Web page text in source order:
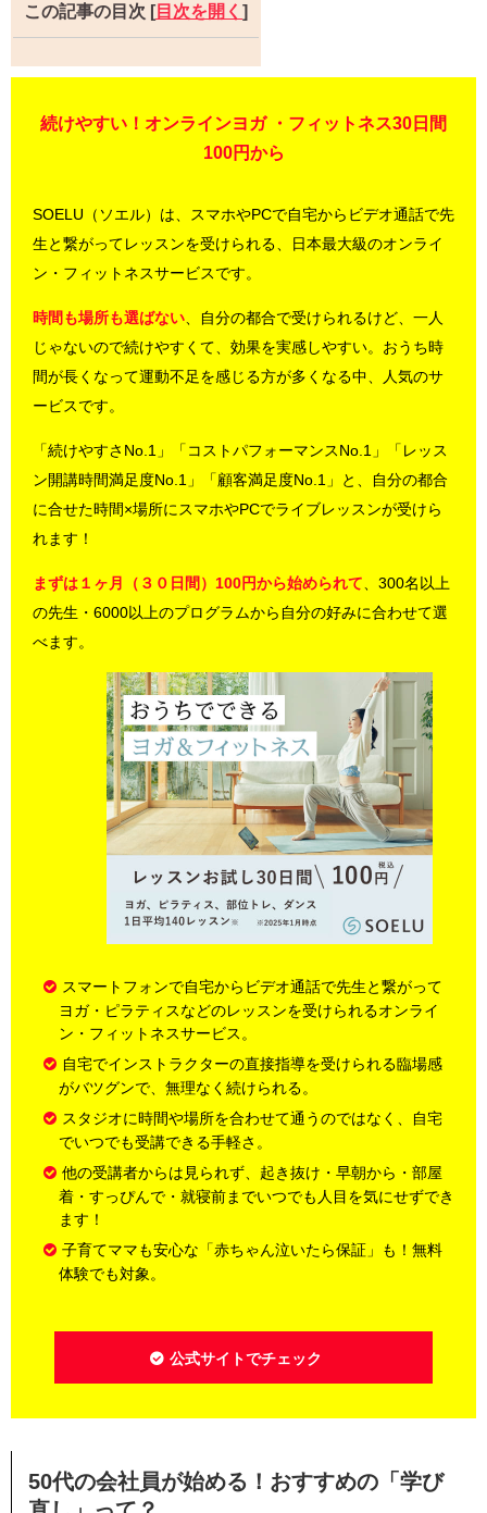
この記事の目次 [目次を開く ]
続けやすい！オンラインヨガ ・フィットネス30日間
100円から
SOELU（ソエル）は、スマホやPCで自宅からビデオ通話で先
生と繋がってレッスンを受けられる、日本最大級のオンライ
ン・フィットネスサービスです。
時間も場所も選ばない 、自分の都合で受けられるけど、一人
じゃないので続けやすくて、効果を実感しやすい。おうち時
間が長くなって運動不足を感じる方が多くなる中、人気のサ
ービスです。
「続けやすさNo.1」「コストパフォーマンスNo.1」「レッス
ン開講時間満足度No.1」「顧客満足度No.1」と、自分の都合
に合せた時間×場所にスマホやPCでライブレッスンが受けら
れます！
まずは１ヶ月（３０日間）100円から始められて 、300名以上
の先生・6000以上のプログラムから自分の好みに合わせて選
べます。
スマートフォンで自宅からビデオ通話で先生と繋がって
ヨガ・ピラティスなどのレッスンを受けられるオンライ
ン・フィットネスサービス。
自宅でインストラクターの直接指導を受けられる臨場感
がバツグンで、無理なく続けられる。
スタジオに時間や場所を合わせて通うのではなく、自宅
でいつでも受講できる手軽さ。
他の受講者からは見られず、起き抜け・早朝から・部屋
着・すっぴんで・就寝前までいつでも人目を気にせずでき
ます！
子育てママも安心な「赤ちゃん泣いたら保証」も！無料
体験でも対象。
公式サイトでチェック
50代の会社員が始める！おすすめの「学び